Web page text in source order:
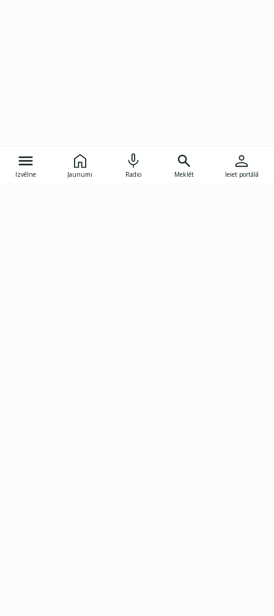
Izvēlne Jaunumi Radio Meklēt Ieiet portālā